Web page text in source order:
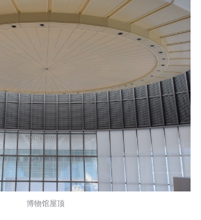
博物馆屋顶